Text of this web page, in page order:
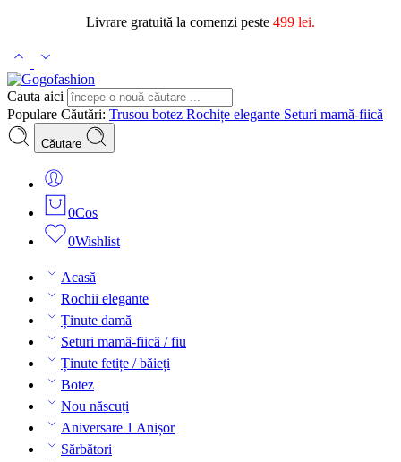
Livrare gratuită la comenzi peste 499 lei.
Cauta aici
Populare Căutări: Trusou botez Rochițe elegante Seturi mamă-fiică
Căutare
0Cos
0Wishlist
Acasă
Rochii elegante
Ținute damă
Seturi mamă-fiică / fiu
Ținute fetițe / băieți
Botez
Nou născuți
Aniversare 1 Anișor
Sărbători